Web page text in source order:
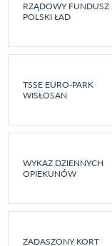
RZĄDOWY FUNDUSZ
POLSKI ŁAD
TSSE EURO-PARK
WISŁOSAN
WYKAZ DZIENNYCH
OPIEKUNÓW
ZADASZONY KORT